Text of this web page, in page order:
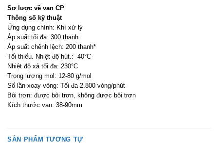
Sơ lược về van CP
Thông số kỹ thuật
Ứng dụng chính: Khí xử lý
Áp suất tối đa: 300 thanh
Áp suất chênh lệch: 200 thanh*
Tối thiểu. Nhiệt độ hút.: -40°C
Nhiệt độ xả tối đa: 230°C
Trọng lượng mol: 12-80 g/mol
Số lần xoay vòng: Tối đa 2.800 vòng/phút
Bôi trơn: được bôi trơn, không được bôi trơn
Kích thước van: 38-90mm
SẢN PHẨM TƯƠNG TỰ